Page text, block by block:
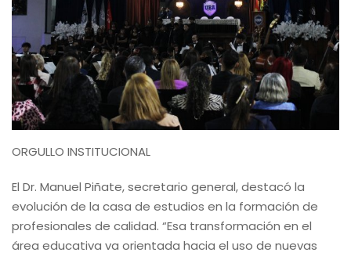
ORGULLO INSTITUCIONAL
El Dr. Manuel Piñate, secretario general, destacó la
evolución de la casa de estudios en la formación de
profesionales de calidad. “Esa transformación en el
área educativa va orientada hacia el uso de nuevas